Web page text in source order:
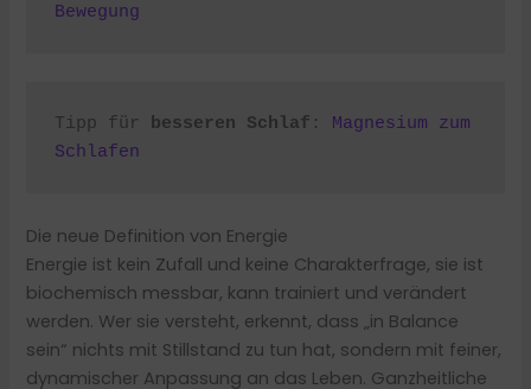
Bewegung
Tipp für besseren Schlaf :
Magnesium zum
Schlafen
Die neue Definition von Energie
Energie ist kein Zufall und keine Charakterfrage, sie ist
biochemisch messbar, kann trainiert und verändert
werden. Wer sie versteht, erkennt, dass „in Balance
sein“ nichts mit Stillstand zu tun hat, sondern mit feiner,
dynamischer Anpassung an das Leben. Ganzheitliche